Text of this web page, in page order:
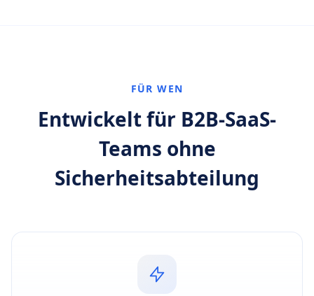
FÜR WEN
Entwickelt für B2B-SaaS-
Teams ohne
Sicherheitsabteilung